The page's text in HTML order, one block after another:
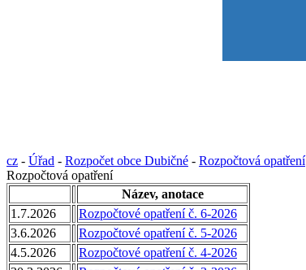
cz - Úřad - Rozpočet obce Dubičné - Rozpočtová opatření
Rozpočtová opatření
Název, anotace
1.7.2026
Rozpočtové opatření č. 6-2026
3.6.2026
Rozpočtové opatření č. 5-2026
4.5.2026
Rozpočtové opatření č. 4-2026